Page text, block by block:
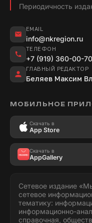
Периодичность
EMAIL
info@nkregion.ru
ТЕЛЕФОН
+7 (919) 360-00-70
ГЛАВНЫЙ РЕДАКТОР
Беляев Максим
МОБИЛЬНОЕ
Скачать в
App Store
Скачать в
AppGallery
Сетевое издание
сетевое
тематику:
информационно-
справочная,